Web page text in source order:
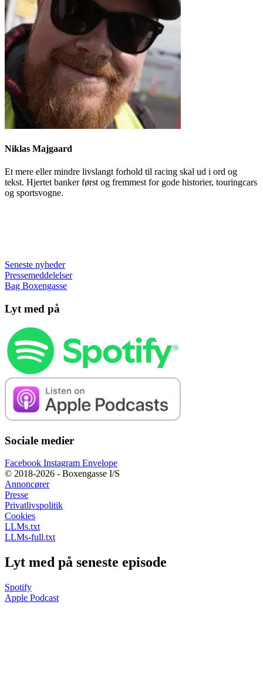
Niklas Majgaard
Et mere eller mindre livslangt forhold til racing skal ud i ord og
tekst. Hjertet banker først og fremmest for gode historier, touringcars
og sportsvogne.
Seneste nyheder
Pressemeddelelser
Bag Boxengasse
Lyt med på
Sociale medier
Facebook Instagram Envelope
© 2018-2026 - Boxengasse I/S
Annoncører
Presse
Privatlivspolitik
Cookies
LLMs.txt
LLMs-full.txt
Lyt med på seneste episode
Spotify
Apple Podcast